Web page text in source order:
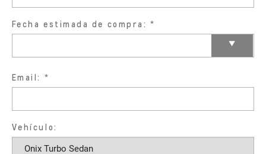
Fecha estimada de compra:
Email:
Vehículo: